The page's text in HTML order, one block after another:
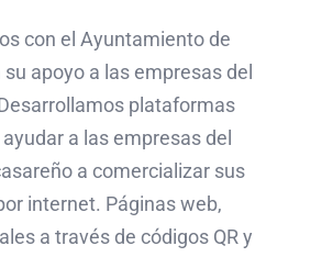
con el Ayuntamiento de
apoyo a las empresas del
plataformas
a las empresas del
a comercializar sus
internet. Páginas web,
a través de códigos QR y